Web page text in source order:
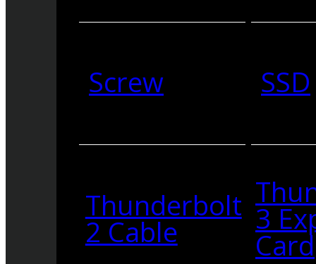
Screw SSD
Thunderbolt
2 Cable 3
Card